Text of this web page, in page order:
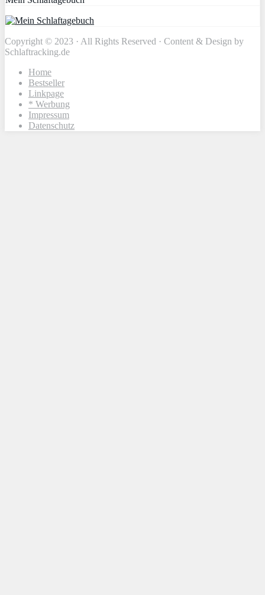
Copyright © 2023 · All Rights Reserved · Content & Design by
Schlaftracking.de
Home
Bestseller
Linkpage
* Werbung
Impressum
Datenschutz